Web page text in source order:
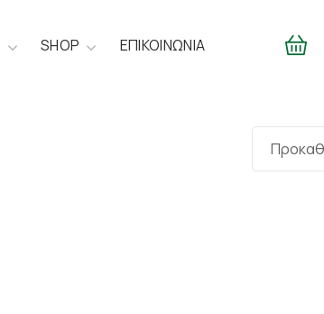
SHOP ΕΠΙΚΟΙΝΩΝΙΑ